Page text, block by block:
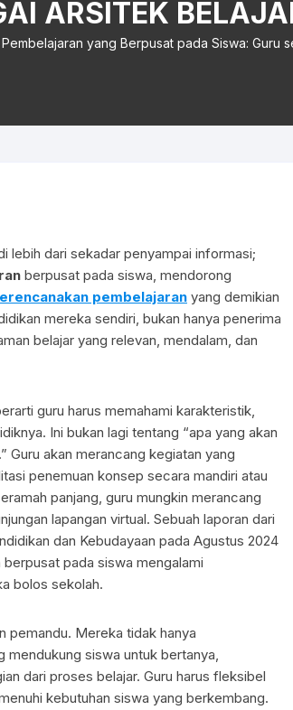
ARSITEK
yang Berpusat pada Siswa: Guru
lebih dari sekadar penyampai informasi;
berpusat pada siswa, mendorong
pembelajaran yang demikian
mereka sendiri, bukan hanya penerima
belajar yang relevan, mendalam, dan
guru harus memahami karakteristik,
Ini bukan lagi tentang “apa yang akan
Guru akan merancang kegiatan yang
penemuan konsep secara mandiri atau
panjang, guru mungkin merancang
lapangan virtual. Sebuah laporan dari
dan Kebudayaan pada Agustus 2024
pada siswa mengalami
bolos sekolah.
pemandu. Mereka tidak hanya
mendukung siswa untuk bertanya,
dari proses belajar. Guru harus fleksibel
kebutuhan siswa yang berkembang.